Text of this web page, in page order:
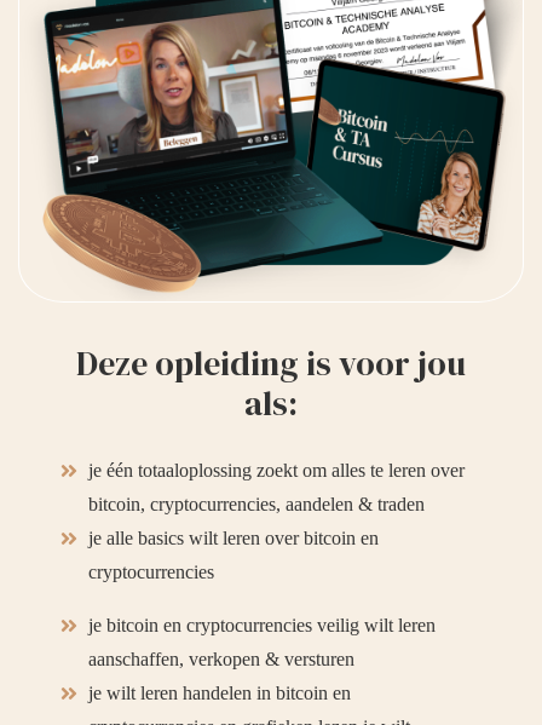
Deze opleiding is voor jou
als:
je één totaaloplossing zoekt om alles te leren over
bitcoin, cryptocurrencies, aandelen & traden
je alle basics wilt leren over bitcoin en
cryptocurrencies
je bitcoin en cryptocurrencies veilig wilt leren
aanschaffen, verkopen & versturen
je wilt leren handelen in bitcoin en